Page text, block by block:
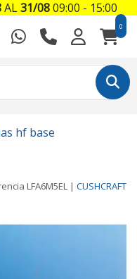
0
hf base
LFA6M5EL | CUSHCRAFT
AL31/0809:00 - 15:00